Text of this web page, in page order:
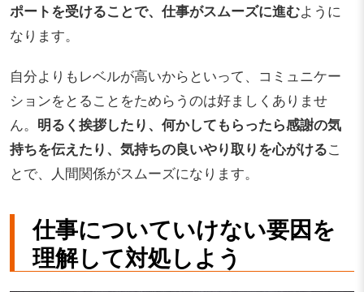
ポートを受けることで、仕事がスムーズに進むように
なります。
自分よりもレベルが高いからといって、コミュニケー
ションをとることをためらうのは好ましくありませ
ん。 明るく挨拶したり、何かしてもらったら感謝の気
持ちを伝えたり、気持ちの良いやり取りを心がけるこ
とで、人間関係がスムーズになります。
仕事についていけない要因を
理解して対処しよう